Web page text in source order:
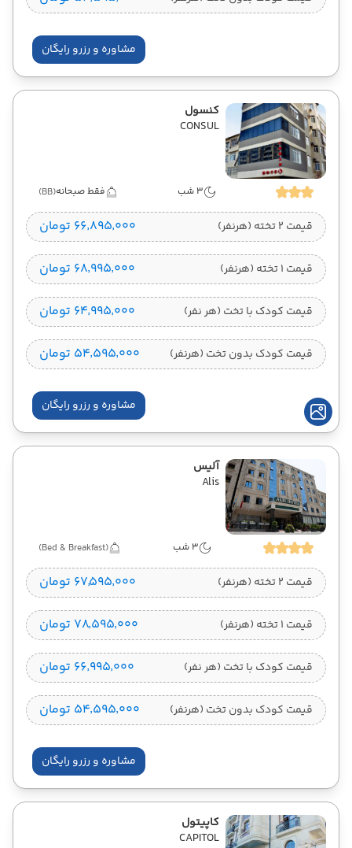
مشاوره و رزرو رایگان
کنسول
CONSUL
3 شب فقط صبحانه(BB)
قیمت 2 تخته (هرنفر) ۶۶٬۸۹۵٬۰۰۰ تومان
قیمت 1 تخته (هرنفر) ۶۸٬۹۹۵٬۰۰۰ تومان
قیمت کودک با تخت (هر نفر) ۶۴٬۹۹۵٬۰۰۰ تومان
قیمت کودک بدون تخت (هرنفر) ۵۴٬۵۹۵٬۰۰۰ تومان
مشاوره و رزرو رایگان
آلیس
Alis
3 شب (Bed & Breakfast)
قیمت 2 تخته (هرنفر) ۶۷٬۵۹۵٬۰۰۰ تومان
قیمت 1 تخته (هرنفر) ۷۸٬۵۹۵٬۰۰۰ تومان
قیمت کودک با تخت (هر نفر) ۶۶٬۹۹۵٬۰۰۰ تومان
قیمت کودک بدون تخت (هرنفر) ۵۴٬۵۹۵٬۰۰۰ تومان
مشاوره و رزرو رایگان
کاپیتول
CAPITOL